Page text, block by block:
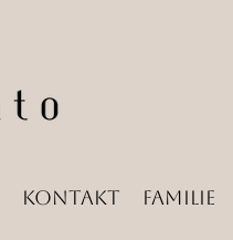
Kontakt Familie